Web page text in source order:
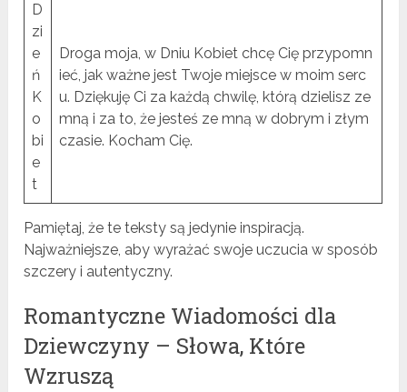
D
zi
e
ń
K
o
bi
e
t
Droga moja, w Dniu Kobiet chcę Cię przypomn
ieć, jak ważne jest Twoje miejsce w moim serc
u. Dziękuję Ci za każdą chwilę, którą dzielisz ze
mną i za to, że jesteś ze mną w dobrym i złym
czasie. Kocham Cię.
Pamiętaj, że te teksty są jedynie inspiracją.
Najważniejsze, aby wyrażać swoje uczucia w sposób
szczery i autentyczny.
Romantyczne Wiadomości dla
Dziewczyny – Słowa, Które
Wzruszą